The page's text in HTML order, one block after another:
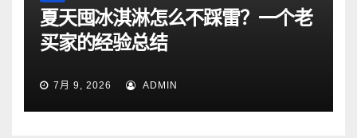
夏天囤冰淇淋怎么不踩雷？一个老
买家的经验总结
7月 9, 2026 ADMIN